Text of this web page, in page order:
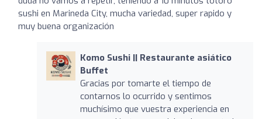
sushi en Marineda City, mucha variedad, super rapido y
muy buena organización
Komo Sushi || Restaurante asiático
Buffet
Gracias por tomarte el tiempo de
contarnos lo ocurrido y sentimos
muchísimo que vuestra experiencia en